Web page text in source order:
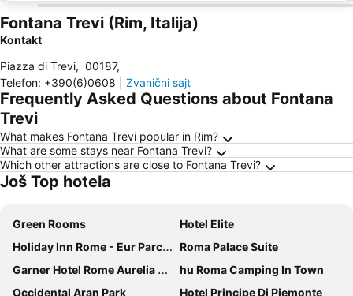
Fontana Trevi (Rim, Italija)
Kontakt
Piazza di Trevi, 00187,
Telefon: +390(6)0608 Zvanični sajt
Frequently Asked Questions about Fontana
Trevi
What makes Fontana Trevi popular in Rim?
What are some stays near Fontana Trevi?
Which other attractions are close to Fontana Trevi?
Još Top hotela
Green Rooms
Hotel Elite
Holiday Inn Rome - Eur Parco Dei Medici By Ihg
Roma Palace Suite
Garner Hotel Rome Aurelia By Ihg
hu Roma Camping In Town
Occidental Aran Park
Hotel Principe Di Piemonte